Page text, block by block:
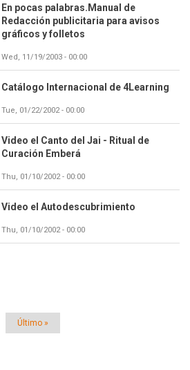
En pocas palabras.Manual de
Redacción publicitaria para avisos
gráficos y folletos
Wed, 11/19/2003 - 00:00
Catálogo Internacional de 4Learning
Tue, 01/22/2002 - 00:00
Video el Canto del Jai - Ritual de
Curación Emberá
Thu, 01/10/2002 - 00:00
Video el Autodescubrimiento
Thu, 01/10/2002 - 00:00
Última
página
Último »